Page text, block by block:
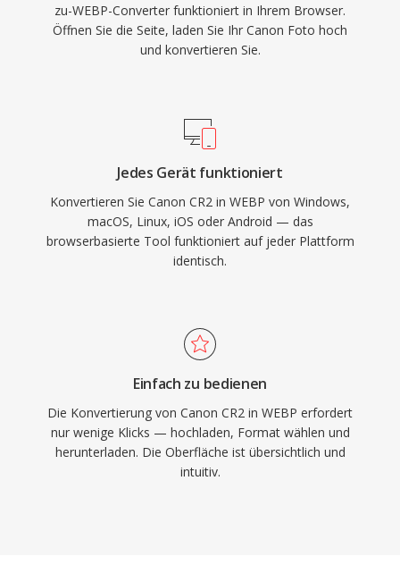
zu-WEBP-Converter funktioniert in Ihrem Browser.
Öffnen Sie die Seite, laden Sie Ihr Canon Foto hoch
und konvertieren Sie.
Jedes Gerät funktioniert
Konvertieren Sie Canon CR2 in WEBP von Windows,
macOS, Linux, iOS oder Android — das
browserbasierte Tool funktioniert auf jeder Plattform
identisch.
Einfach zu bedienen
Die Konvertierung von Canon CR2 in WEBP erfordert
nur wenige Klicks — hochladen, Format wählen und
herunterladen. Die Oberfläche ist übersichtlich und
intuitiv.